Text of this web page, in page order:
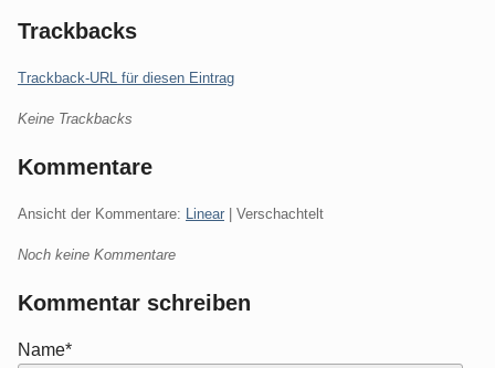
Trackbacks
Trackback-URL für diesen Eintrag
Keine Trackbacks
Kommentare
Ansicht der Kommentare: Linear | Verschachtelt
Noch keine Kommentare
Kommentar schreiben
Name*